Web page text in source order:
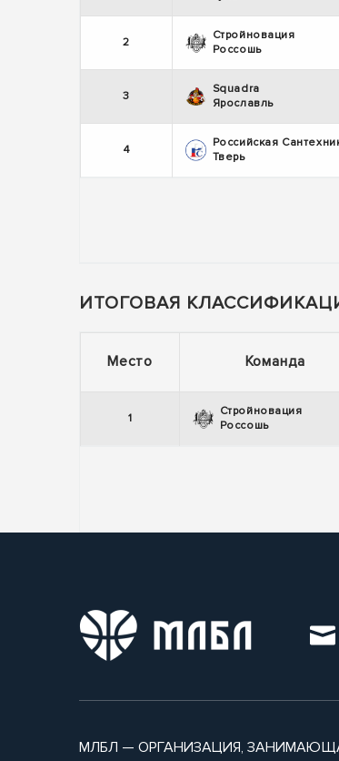
2
Стройновация
Россошь
3
Squadra
Ярославль
4
Российская
Тверь
ИТОГОВАЯ
Место Команда
1
Стройновация
Россошь
МЛБЛ — ОРГАНИЗАЦИЯ,